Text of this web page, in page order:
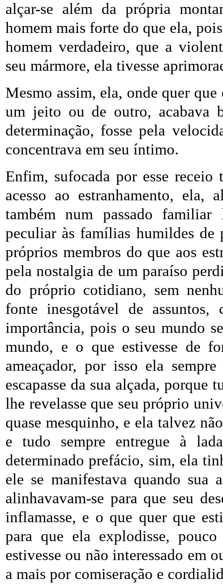
alçar-se além da própria
homem mais forte do que ela,
homem verdadeiro, que a
seu mármore, ela tivesse
Mesmo assim, ela, onde quer
um jeito ou de outro, acabava
determinação, fosse pela
concentrava em seu íntimo.
Enfim, sufocada por esse
acesso ao estranhamento, ela,
também num passado familiar
peculiar às famílias humildes de
próprios membros do que aos
pela nostalgia de um paraíso
do próprio cotidiano, sem
fonte inesgotável de
importância, pois o seu mundo
mundo, e o que estivesse de
ameaçador, por isso ela
escapasse da sua alçada, porque
lhe revelasse que seu próprio
quase mesquinho, e ela talvez
e tudo sempre entregue à
determinado prefácio, sim, ela
ele se manifestava quando sua
alinhavavam-se para que seu
inflamasse, e o que quer que
para que ela explodisse,
estivesse ou não interessado em
a mais por comiseração e